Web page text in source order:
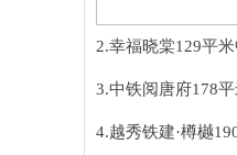
2.幸福晓棠129平
3.中铁阅唐府178
4.越秀铁建·樽樾